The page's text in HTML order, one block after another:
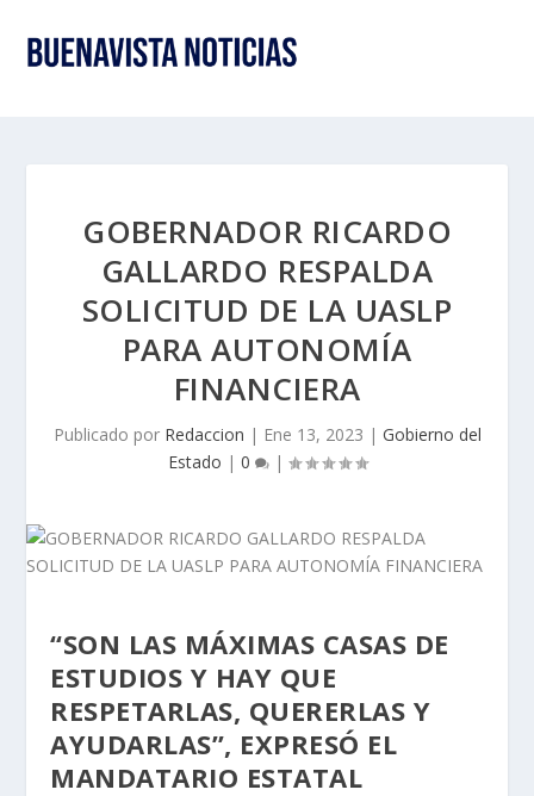
GOBERNADOR RICARDO
GALLARDO RESPALDA
SOLICITUD DE LA UASLP
PARA AUTONOMÍA
FINANCIERA
Publicado por Redaccion | Ene 13, 2023 | Gobierno del
Estado | 0 |
“SON LAS MÁXIMAS CASAS DE
ESTUDIOS Y HAY QUE
RESPETARLAS, QUERERLAS Y
AYUDARLAS”, EXPRESÓ EL
MANDATARIO ESTATAL